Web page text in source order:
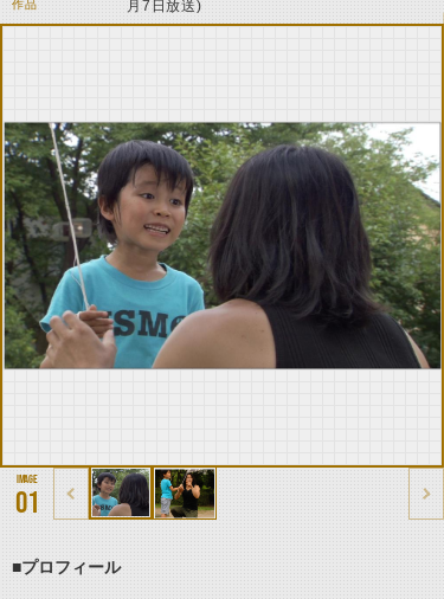
作品
月7日放送)
01
■プロフィール